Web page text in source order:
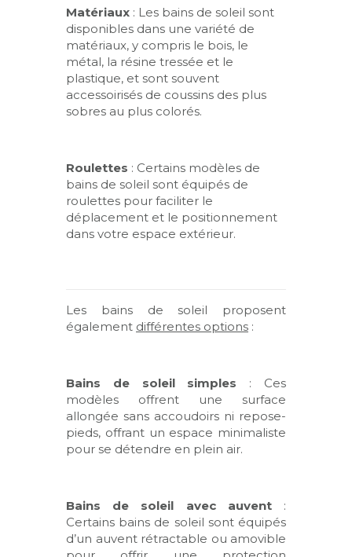
Matériaux : Les bains de soleil sont
disponibles dans une variété de
matériaux, y compris le bois, le
métal, la résine tressée et le
plastique, et sont souvent
accessoirisés de coussins des plus
sobres au plus colorés.
Roulettes : Certains modèles de
bains de soleil sont équipés de
roulettes pour faciliter le
déplacement et le positionnement
dans votre espace extérieur.
Les bains de soleil proposent
également différentes options :
Bains de soleil simples : Ces
modèles offrent une surface
allongée sans accoudoirs ni repose-
pieds, offrant un espace minimaliste
pour se détendre en plein air.
Bains de soleil avec auvent:
Certains bains de soleil sont équipés
d’un auvent rétractable ou amovible